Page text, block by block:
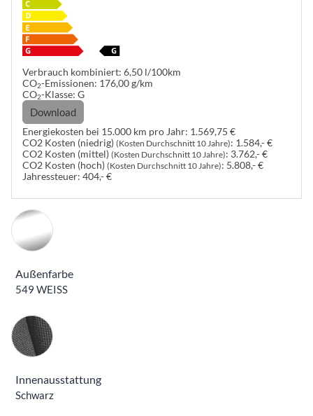
Verbrauch kombiniert: 6,50 l/100km
CO2-Emissionen: 176,00 g/km
CO2-Klasse: G
Download
Energiekosten bei 15.000 km pro Jahr: 1.569,75 €
CO2 Kosten (niedrig) (Kosten Durchschnitt 10 Jahre): 1.584,- €
CO2 Kosten (mittel) (Kosten Durchschnitt 10 Jahre): 3.762,- €
CO2 Kosten (hoch) (Kosten Durchschnitt 10 Jahre): 5.808,- €
Jahressteuer: 404,- €
Außenfarbe
549 WEISS
Innenausstattung
Innenausstattung
Schwarz